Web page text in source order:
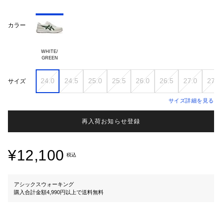
カラー
WHITE/
サイズ 24.0 24.5 25.0 25.5 26.0 26.5 27.0 27.5
サイズ詳細を見る
再入荷お知らせ登録
¥12,100 税込
アシックスウォーキング
購入合計金額4,990円以上で送料無料